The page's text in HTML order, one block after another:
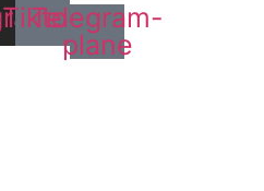
Tiktok
Telegram-
plane